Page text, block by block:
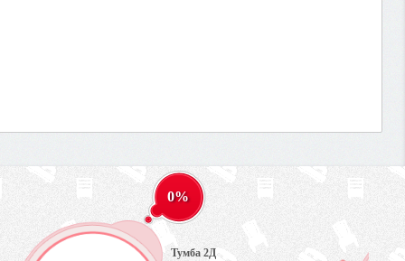
0%
Тумба 2Д